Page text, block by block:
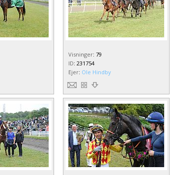
Visninger: 79
ID: 231754
Ejer: Ole Hindby